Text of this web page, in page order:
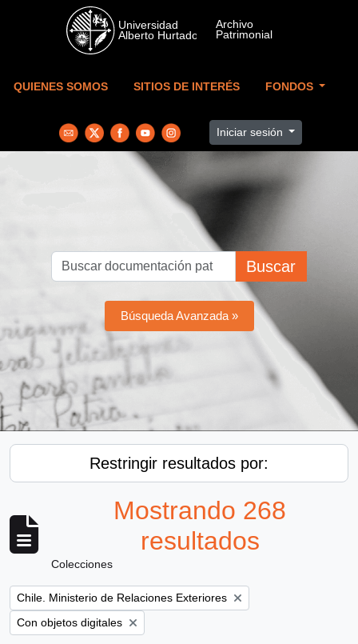
Skip to main content
QUIENES SOMOS SITIOS DE INTERÉS FONDOS
Iniciar sesión
Buscar
Búsqueda Avanzada »
Restringir resultados por:
Mostrando 268
resultados
Colecciones
Remove filter:
Chile. Ministerio de Relaciones Exteriores
Remove filter:
Con objetos digitales